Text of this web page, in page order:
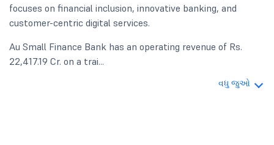
focuses on financial inclusion, innovative banking, and
customer-centric digital services.
Au Small Finance Bank has an operating revenue of Rs.
22,417.19 Cr. on a trai...
વધુ જુઓ